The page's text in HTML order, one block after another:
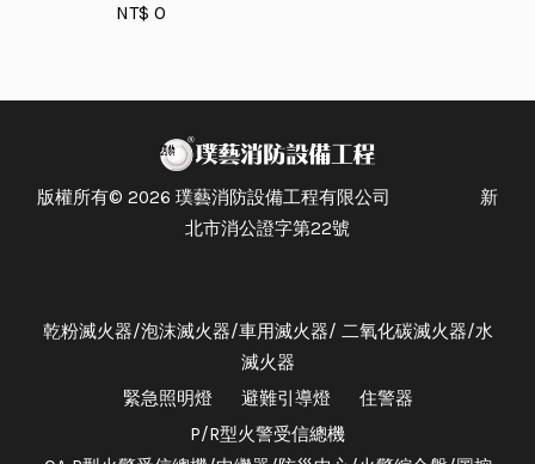
NT$ 0
版權所有© 2026 璞藝消防設備工程有限公司 新
北市消公證字第22號
乾粉滅火器/泡沫滅火器/車用滅火器/ 二氧化碳滅火器/水
滅火器
緊急照明燈
避難引導燈
住警器
P/R型火警受信總機